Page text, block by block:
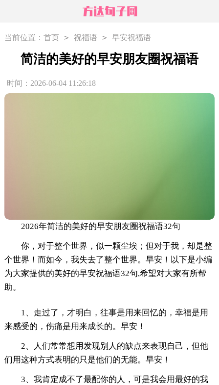
当前位置： 首页 > 祝福语 > 早安祝福语
简洁的美好的早安朋友圈祝福语
时间：2026-06-04 11:26:18
2026年简洁的美好的早安朋友圈祝福语32句
你，对于整个世界，似一颗尘埃；但对于我，却是整
个世界！而如今，我失去了整个世界。早安！以下是小编
为大家提供的美好的早安祝福语32句,希望对大家有所帮
助。
1、走过了，才明白，往事是用来回忆的，幸福是用
来感受的，伤痛是用来成长的。早安！
2、人们常常想用发现别人的缺点来表现自己，但他
们用这种方式表明的只是他们的无能。早安！
3、我肯定成不了最配你的人，可是我会用最好的我